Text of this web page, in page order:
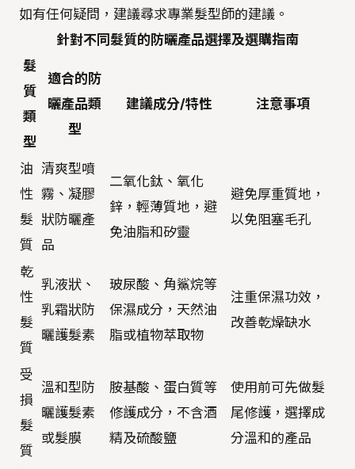
如有任何疑問，建議尋求專業髮型師的建議。
針對不同髮質的防曬產品選擇及選購指南
髮
質
類
型
適合的防
曬產品類
型
建議成分/特性 注意事項
油
性
髮
質
清爽型噴
霧、凝膠
狀防曬產
品
二氧化鈦、氧化
鋅，輕薄質地，避
免油脂和矽靈
避免厚重質地，
以免阻塞毛孔
乾
性
髮
質
乳液狀、
乳霜狀防
曬護髮素
玻尿酸、角鯊烷等
保濕成分，天然油
脂或植物萃取物
注重保濕功效，
改善乾燥缺水
受
損
髮
質
溫和型防
曬護髮素
或髮膜
胺基酸、蛋白質等
修護成分，不含酒
精及硫酸鹽
使用前可先做髮
尾修護，選擇成
分溫和的產品